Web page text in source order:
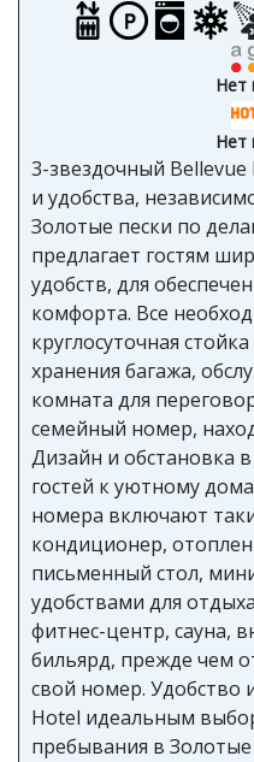
Нет
Нет
3-звездочный
и удобства,
Золотые пески по
предлагает гостям
удобств, для
комфорта. Все
круглосуточная
хранения багажа,
комната для
семейный номер,
Дизайн и обстановка
гостей к уютному
номера включают
кондиционер,
письменный стол,
удобствами для
фитнес-центр, сауна,
бильярд, прежде чем
свой номер. Удобство
Hotel идеальным
пребывания в Золотые